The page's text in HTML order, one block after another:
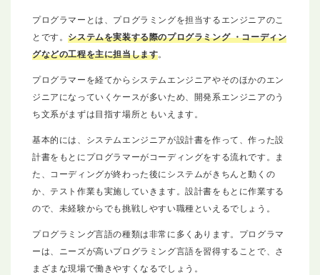
プログラマーとは、プログラミングを担当するエンジニアのこ
とです。システムを実装する際のプログラミング ・コーディン
グなどの工程を主に担当します。
プログラマーを経てからシステムエンジニアやそのほかのエン
ジニアになっていくケースが多いため、開発系エンジニアのう
ち文系がまずは目指す場所ともいえます。
基本的には、システムエンジニアが設計書を作って、作った設
計書をもとにプログラマーがコーディングをする流れです。ま
た、コーディングが終わった後にシステムがきちんと動くの
か、テスト作業も実施していきます。設計書をもとに作業する
ので、未経験からでも挑戦しやすい職種といえるでしょう。
プログラミング言語の種類は非常に多くあります。プログラマ
ーは、ニーズが高いプログラミング言語を習得することで、さ
まざまな現場で働きやすくなるでしょう。